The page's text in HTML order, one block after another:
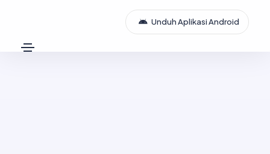
Unduh Aplikasi Android